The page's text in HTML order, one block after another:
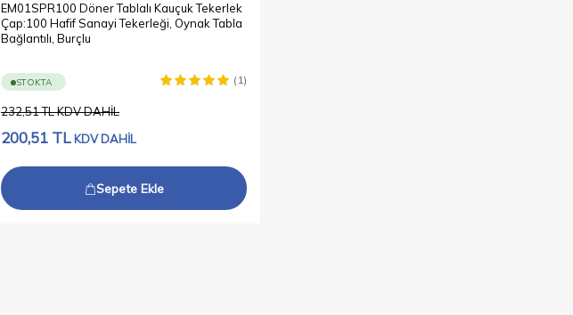
EM01SPR100 Döner Tablalı Kauçuk Tekerlek
Çap:100 Hafif Sanayi Tekerleği, Oynak Tabla
Bağlantılı, Burçlu
STOKTA (1)
232,51TLKDV DAHİL
200,51 TL KDV DAHİL
Sepete Ekle